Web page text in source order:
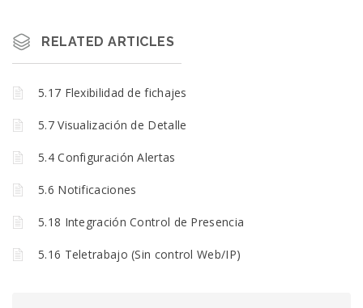
RELATED ARTICLES
5.17 Flexibilidad de fichajes
5.7 Visualización de Detalle
5.4 Configuración Alertas
5.6 Notificaciones
5.18 Integración Control de Presencia
5.16 Teletrabajo (Sin control Web/IP)